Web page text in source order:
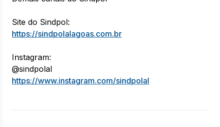
Site do Sindpol:
https://sindpolalagoas.com.br
Instagram:
@sindpolal
https://www.instagram.com/sindpolal